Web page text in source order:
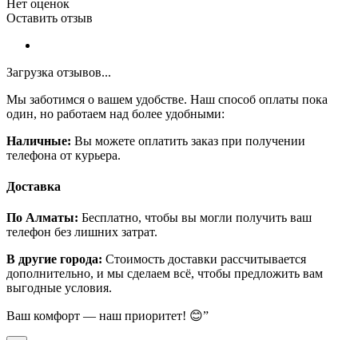
Нет оценок
Оставить отзыв
Загрузка отзывов...
Мы заботимся о вашем удобстве. Наш способ оплаты пока
один, но работаем над более удобными:
Наличные: Вы можете оплатить заказ при получении
телефона от курьера.
Доставка
По Алматы: Бесплатно, чтобы вы могли получить ваш
телефон без лишних затрат.
В другие города: Стоимость доставки рассчитывается
дополнительно, и мы сделаем всё, чтобы предложить вам
выгодные условия.
Ваш комфорт — наш приоритет! 😊”